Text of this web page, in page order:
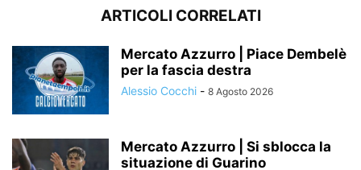
ARTICOLI CORRELATI
Mercato Azzurro | Piace Dembelè
per la fascia destra
Alessio Cocchi - 8 Agosto 2026
Mercato Azzurro | Si sblocca la
situazione di Guarino